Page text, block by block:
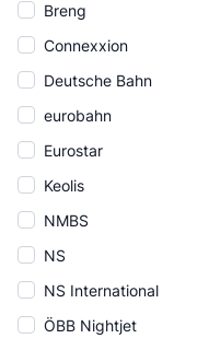
Breng
Connexxion
Deutsche Bahn
eurobahn
Eurostar
Keolis
NMBS
NS
NS International
ÖBB Nightjet